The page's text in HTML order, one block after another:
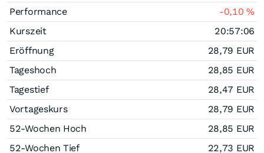
Performance
-0,10%
Kurszeit
20:57:06
Eröffnung
28,79 EUR
Tageshoch
28,85 EUR
Tagestief
28,47 EUR
Vortageskurs
28,79 EUR
52-Wochen Hoch
28,85 EUR
52-Wochen Tief
22,73 EUR